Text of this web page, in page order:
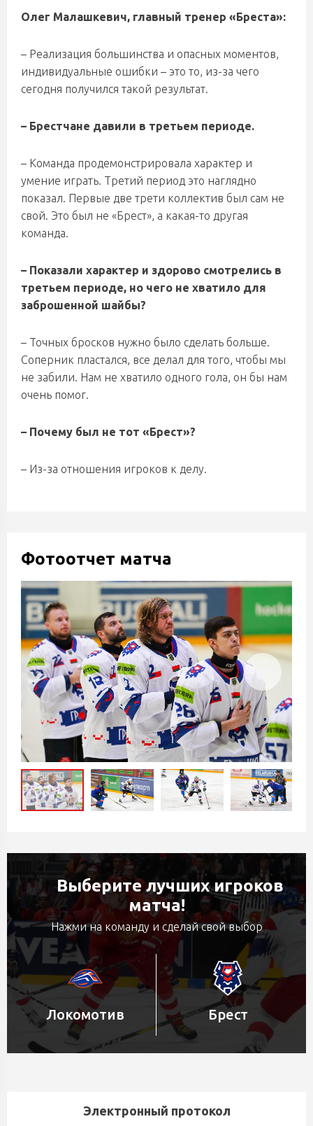
Олег Малашкевич, главный тренер «Бреста»:
– Реализация большинства и опасных моментов,
индивидуальные ошибки – это то, из-за чего
сегодня получился такой результат.
– Брестчане давили в третьем периоде.
– Команда продемонстрировала характер и
умение играть. Третий период это наглядно
показал. Первые две трети коллектив был сам не
свой. Это был не «Брест», а какая-то другая
команда.
– Показали характер и здорово смотрелись в
третьем периоде, но чего не хватило для
заброшенной шайбы?
– Точных бросков нужно было сделать больше.
Соперник пластался, все делал для того, чтобы мы
не забили. Нам не хватило одного гола, он бы нам
очень помог.
– Почему был не тот «Брест»?
– Из-за отношения игроков к делу.
Фотоотчет матча
Выберите лучших игроков
матча!
Нажми на команду и сделай свой выбор
Локомотив Брест
Электронный протокол